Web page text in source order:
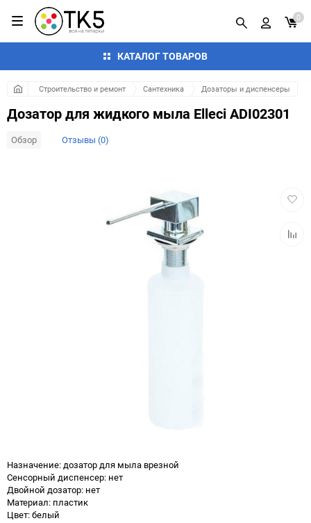
КАТАЛОГ ТОВАРОВ
0
Строительство и ремонт Сантехника Дозаторы и диспенсеры
Дозатор для жидкого мыла Elleci ADI02301
Обзор Отзывы (0)
Назначение: дозатор для мыла врезной
Сенсорный диспенсер: нет
Двойной дозатор: нет
Материал: пластик
Цвет: белый